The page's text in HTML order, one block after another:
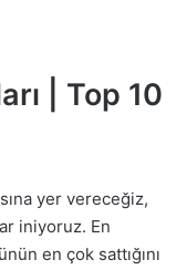
| Top 10
yer vereceğiz,
iniyoruz. En
en çok sattığını